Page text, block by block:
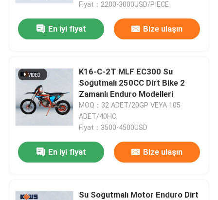
Fiyat：2200-3000USD/PIECE
En iyi fiyat Bize ulaşın
K16-C-2T MLF EC300 Su
Soğutmalı 250CC Dirt Bike 2
Zamanlı Enduro Modelleri
MOQ：32 ADET/20GP VEYA 105
ADET/40HC
Fiyat：3500-4500USD
En iyi fiyat Bize ulaşın
Su Soğutmalı Motor Enduro Dirt